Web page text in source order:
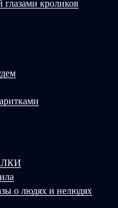
кроликов
о людях и нелюдях